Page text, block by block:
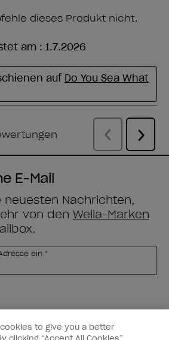
E-Mail
neuesten Nachrichten,
von den Wella-Marken
ein *
to give you a better